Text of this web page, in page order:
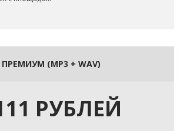
ПРЕМИУМ (MP3 + WAV)
РУБЛЕЙ